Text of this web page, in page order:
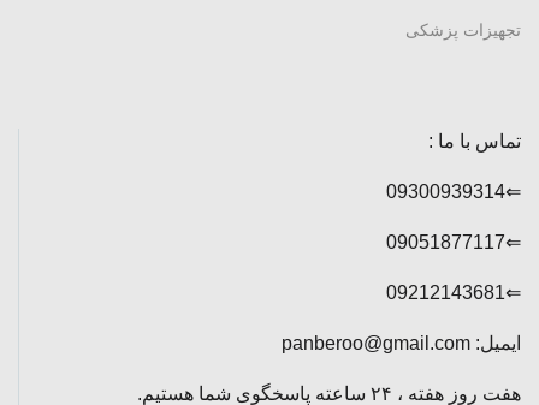
تجهیزات پزشکی
تماس با ما :
⇐09300939314
⇐09051877117
⇐09212143681
ایمیل: panberoo@gmail.com
هفت روز هفته ، ۲۴ ساعته پاسخگوی شما هستیم.